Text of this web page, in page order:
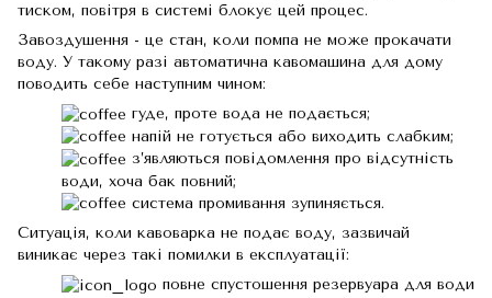
тиском, повітря в системі блокує цей процес.
Завоздушення - це стан, коли помпа не може прокачати
воду. У такому разі автоматична кавомашина для дому
поводить себе наступним чином:
гуде, проте вода не подається;
напій не готується або виходить слабким;
з’являються повідомлення про відсутність
води, хоча бак повний;
система промивання зупиняється.
Ситуація, коли кавоварка не подає воду, зазвичай
виникає через такі помилки в експлуатації:
повне спустошення резервуара для води